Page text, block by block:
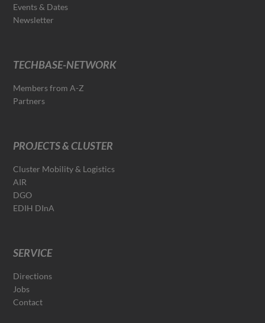
Events & Dates
Newsletter
TECHBASE-NETWORK
Members from A-Z
Partners
PROJECTS & CLUSTER
Cluster Mobility & Logistics
AIR
DGO
EDIH DInA
SERVICE
Directions
Jobs
Contact